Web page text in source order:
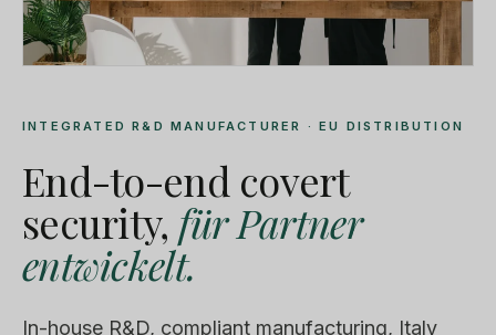
INTEGRATED R&D MANUFACTURER · EU DISTRIBUTION
End-to-end covert
security, für Partner
entwickelt.
In-house R&D, compliant manufacturing, Italy